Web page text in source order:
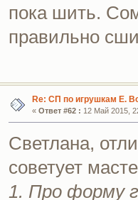
пока шить.
правильно
Re: СП по игрушкам Е.
« Ответ #62 : 12 Май 2015,
Светлана,
советует
1. Про форму